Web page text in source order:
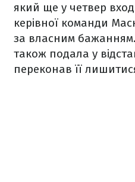
який ще у четвер
керівної команди
за власним бажанням.
також подала у
переконав її